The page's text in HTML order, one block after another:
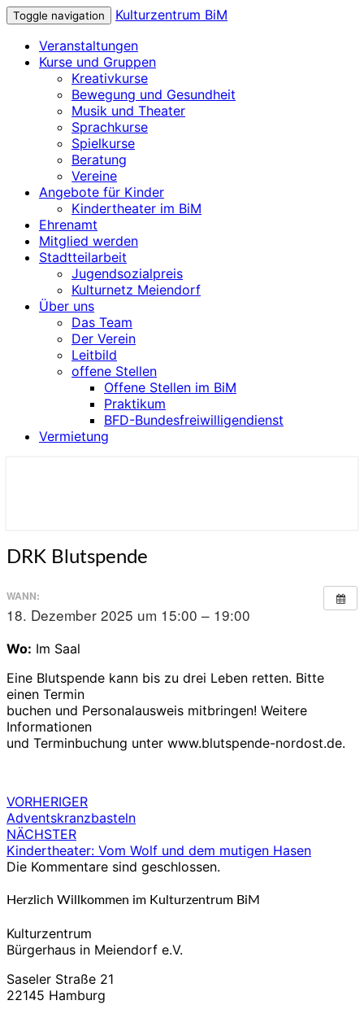
Toggle navigation
Kulturzentrum BiM
Veranstaltungen
Kurse und Gruppen
Kreativkurse
Bewegung und Gesundheit
Musik und Theater
Sprachkurse
Spielkurse
Beratung
Vereine
Angebote für Kinder
Kindertheater im BiM
Ehrenamt
Mitglied werden
Stadtteilarbeit
Jugendsozialpreis
Kulturnetz Meiendorf
Über uns
Das Team
Der Verein
Leitbild
offene Stellen
Offene Stellen im BiM
Praktikum
BFD-Bundesfreiwilligendienst
Vermietung
DRK
DRK Blutspende
WANN:
18. Dezember 2025 um 15:00 – 19:00
Wo: Im Saal
Eine Blutspende kann bis zu drei Leben retten. Bitte
einen Termin
buchen und Personalausweis mitbringen! Weitere
Informationen
und Terminbuchung unter www.blutspende-nordost.de.
Beitragsnavigation
VORHERIGER
Adventskranzbasteln
NÄCHSTER
Kindertheater: Vom Wolf und dem mutigen Hasen
Die Kommentare sind geschlossen.
Herzlich Willkommen im Kulturzentrum BiM
Kulturzentrum
Bürgerhaus in Meiendorf e.V.
Saseler Straße 21
22145 Hamburg